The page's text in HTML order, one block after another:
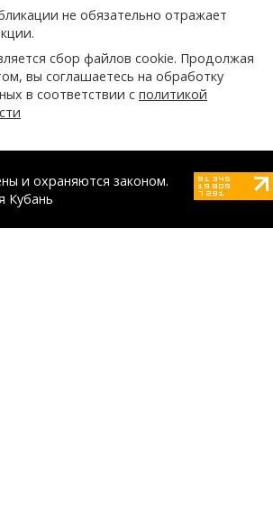
не обязательно отражает
сбор файлов cookie. Продолжая
вы соглашаетесь на обработку
в соответствии с политикой
и охраняются законом.
Кубань